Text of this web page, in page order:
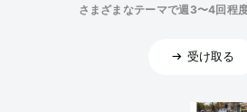
さまざまなテーマで週3〜4回程
受け取る